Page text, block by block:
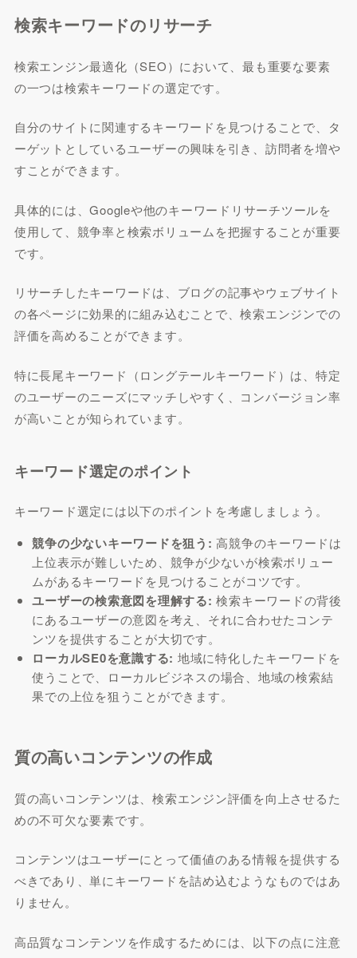
検索キーワードのリサーチ
検索エンジン最適化（SEO）において、最も重要な要素
の一つは検索キーワードの選定です。
自分のサイトに関連するキーワードを見つけることで、タ
ーゲットとしているユーザーの興味を引き、訪問者を増や
すことができます。
具体的には、Googleや他のキーワードリサーチツールを
使用して、競争率と検索ボリュームを把握することが重要
です。
リサーチしたキーワードは、ブログの記事やウェブサイト
の各ページに効果的に組み込むことで、検索エンジンでの
評価を高めることができます。
特に長尾キーワード（ロングテールキーワード）は、特定
のユーザーのニーズにマッチしやすく、コンバージョン率
が高いことが知られています。
キーワード選定のポイント
キーワード選定には以下のポイントを考慮しましょう。
競争の少ないキーワードを狙う: 高競争のキーワードは
上位表示が難しいため、競争が少ないが検索ボリュー
ムがあるキーワードを見つけることがコツです。
ユーザーの検索意図を理解する: 検索キーワードの背後
にあるユーザーの意図を考え、それに合わせたコンテ
ンツを提供することが大切です。
ローカルSE0を意識する: 地域に特化したキーワードを
使うことで、ローカルビジネスの場合、地域の検索結
果での上位を狙うことができます。
質の高いコンテンツの作成
質の高いコンテンツは、検索エンジン評価を向上させるた
めの不可欠な要素です。
コンテンツはユーザーにとって価値のある情報を提供する
べきであり、単にキーワードを詰め込むようなものではあ
りません。
高品質なコンテンツを作成するためには、以下の点に注意